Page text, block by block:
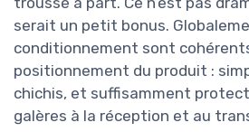
serait un petit bonus.
conditionnement sont
positionnement du produit :
chichis, et suffisamment
galères à la réception et au